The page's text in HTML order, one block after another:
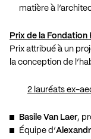
matière à
Prix de la
Prix attribué à un
la conception de
2 lauréats ex-
Basile Van Laer,
Équipe d’